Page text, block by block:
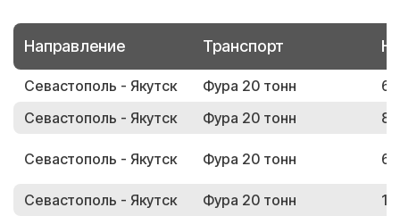
Направление Транспорт
Севастополь - Якутск Фура 20 тонн
Севастополь - Якутск
Фура 20 тонн
Севастополь - Якутск Фура 20 тонн
Севастополь - Якутск Фура 20 тонн